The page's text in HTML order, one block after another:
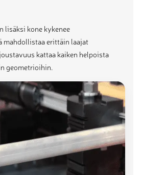
lisäksi kone kykenee
mahdollistaa erittäin laajat
kattaa kaiken helpoista
geometrioihin.